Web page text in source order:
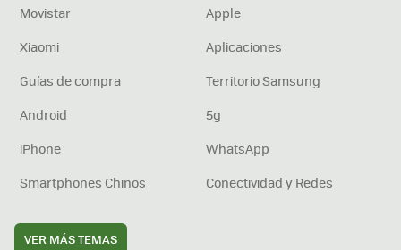
Movistar
Apple
Xiaomi
Aplicaciones
Guías de compra
Territorio Samsung
Android
5g
iPhone
WhatsApp
Smartphones Chinos
Conectividad y Redes
VER MÁS TEMAS